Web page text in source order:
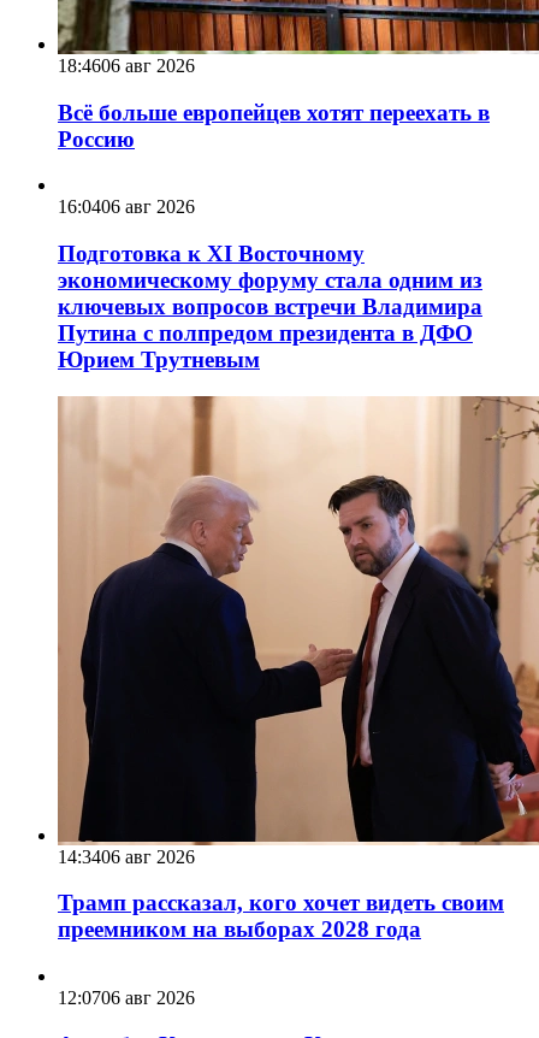
18:4606 авг 2026
Всё больше европейцев хотят переехать в
Россию
16:0406 авг 2026
Подготовка к XI Восточному
экономическому форуму стала одним из
ключевых вопросов встречи Владимира
Путина с полпредом президента в ДФО
Юрием Трутневым
14:3406 авг 2026
Трамп рассказал, кого хочет видеть своим
преемником на выборах 2028 года
12:0706 авг 2026